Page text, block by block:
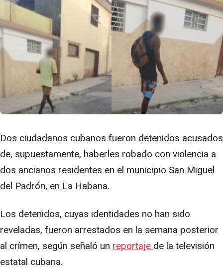
Dos ciudadanos cubanos fueron detenidos acusados
de, supuestamente, haberles robado con violencia a
dos ancianos residentes en el municipio San Miguel
del Padrón, en La Habana.
Los detenidos, cuyas identidades no han sido
reveladas, fueron arrestados en la semana posterior
al crímen, según señaló un reportaje de la televisión
estatal cubana.